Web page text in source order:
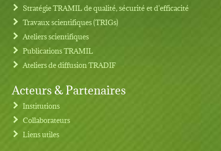
Stratégie TRAMIL de qualité, sécurité et d'efficacité
Travaux scientifiques (TRIGs)
Ateliers scientifiques
Publications TRAMIL
Ateliers de diffusion TRADIF
Acteurs & Partenaires
Institutions
Collaborateurs
Liens utiles